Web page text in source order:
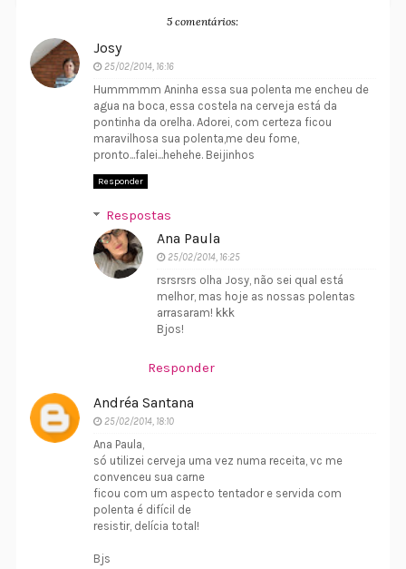
5 comentários:
Josy
25/02/2014, 16:16
Hummmmm Aninha essa sua polenta me encheu de
agua na boca, essa costela na cerveja está da
pontinha da orelha. Adorei, com certeza ficou
maravilhosa sua polenta,me deu fome,
pronto...falei...hehehe. Beijinhos
Responder
Respostas
Ana Paula
25/02/2014, 16:25
rsrsrsrs olha Josy, não sei qual está
melhor, mas hoje as nossas polentas
arrasaram! kkk
Bjos!
Responder
Andréa Santana
25/02/2014, 18:10
Ana Paula,
só utilizei cerveja uma vez numa receita, vc me
convenceu sua carne
ficou com um aspecto tentador e servida com
polenta é difícil de
resistir, delícia total!
Bjs